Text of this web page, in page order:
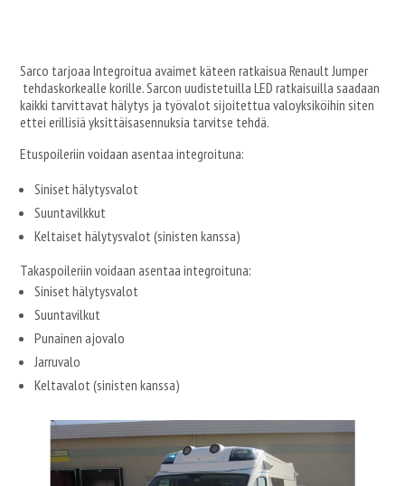
Sarco tarjoaa Integroitua avaimet käteen ratkaisua Renault Jumper
tehdaskorkealle korille. Sarcon uudistetuilla LED ratkaisuilla saadaan
kaikki tarvittavat hälytys ja työvalot sijoitettua valoyksiköihin siten
ettei erillisiä yksittäisasennuksia tarvitse tehdä.
Etuspoileriin voidaan asentaa integroituna:
Siniset hälytysvalot
Suuntavilkkut
Keltaiset hälytysvalot (sinisten kanssa)
Takaspoileriin voidaan asentaa integroituna:
Siniset hälytysvalot
Suuntavilkut
Punainen ajovalo
Jarruvalo
Keltavalot (sinisten kanssa)